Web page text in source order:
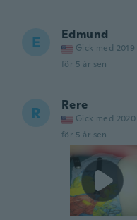
E Edmund
Gick med 2019
för 5 år sen
R Rere
Gick med 2020
för 5 år sen